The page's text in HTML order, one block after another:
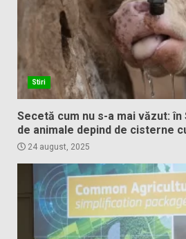
Stiri
Secetă cum nu s-a mai văzut:
de animale depind de cisterne
24 august, 2025